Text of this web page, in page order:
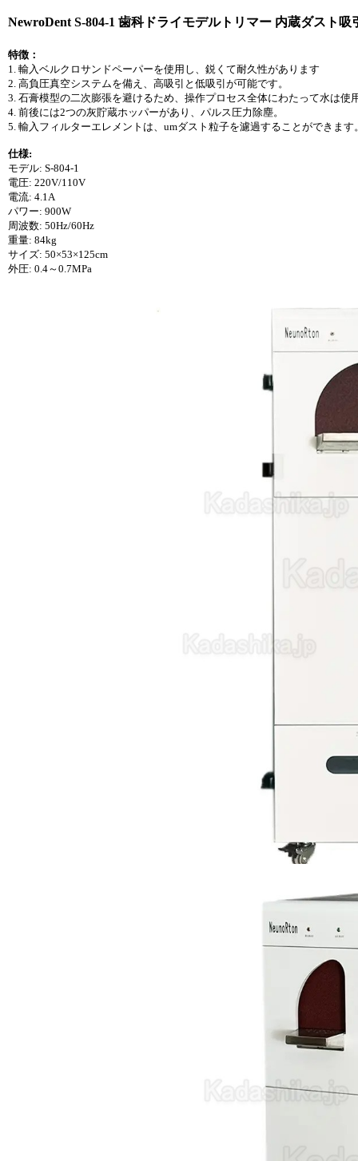
NewroDent S-804-1 歯科ドライモデルトリマー 内蔵ダスト吸
特徴：
1. 輸入ベルクロサンドペーパーを使用し、鋭くて耐久性があります
2. 高負圧真空システムを備え、高吸引と低吸引が可能です。
3. 石膏模型の二次膨張を避けるため、操作プロセス全体にわたって水は使
4. 前後には2つの灰貯蔵ホッパーがあり、パルス圧力除塵。
5. 輸入フィルターエレメントは、umダスト粒子を濾過することができます
仕様:
モデル: S-804-1
電圧: 220V/110V
電流: 4.1A
パワー: 900W
周波数: 50Hz/60Hz
重量: 84kg
サイズ: 50×53×125cm
外圧: 0.4～0.7MPa